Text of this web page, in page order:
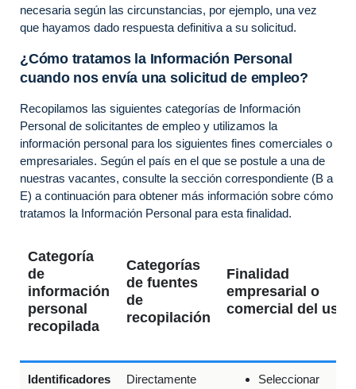
necesaria según las circunstancias, por ejemplo, una vez
que hayamos dado respuesta definitiva a su solicitud.
¿Cómo tratamos la Información Personal
cuando nos envía una solicitud de empleo?
Recopilamos las siguientes categorías de Información
Personal de solicitantes de empleo y utilizamos la
información personal para los siguientes fines comerciales o
empresariales. Según el país en el que se postule a una de
nuestras vacantes, consulte la sección correspondiente (B a
E) a continuación para obtener más información sobre cómo
tratamos la Información Personal para esta finalidad.
Categoría
de
información
personal
recopilada
Categorías
de fuentes
de
recopilación
Finalidad
empresarial o
comercial del uso
Identificadores
Directamente
Seleccionar